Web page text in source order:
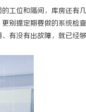
工位和隔间，库房还有
别提定期要做的系统检查
有没有出故障，就已经